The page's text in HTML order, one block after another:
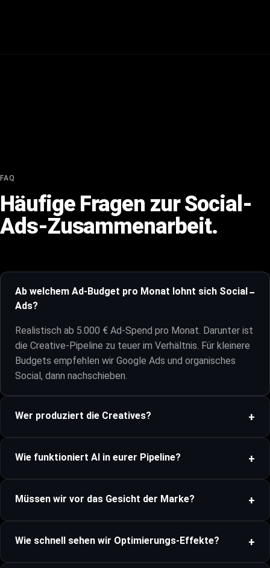
FAQ
Häufige Fragen zur Social-
Ads-Zusammenarbeit.
Ab welchem Ad-Budget pro Monat lohnt sich Social
Ads?
Realistisch ab 5.000 € Ad-Spend pro Monat. Darunter ist
die Creative-Pipeline zu teuer im Verhältnis. Für kleinere
Budgets empfehlen wir Google Ads und organisches
Social, dann nachschieben.
Wer produziert die Creatives?
Wie funktioniert AI in eurer Pipeline?
Müssen wir vor das Gesicht der Marke?
Wie schnell sehen wir Optimierungs-Effekte?